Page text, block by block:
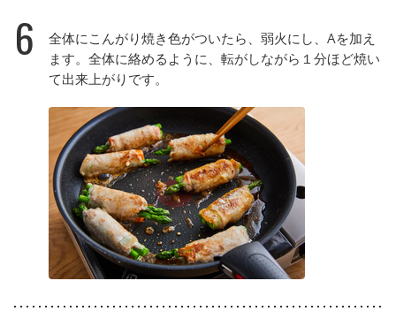
6
全体にこんがり焼き色がついたら、弱火にし、Aを加え
ます。全体に絡めるように、転がしながら１分ほど焼い
て出来上がりです。